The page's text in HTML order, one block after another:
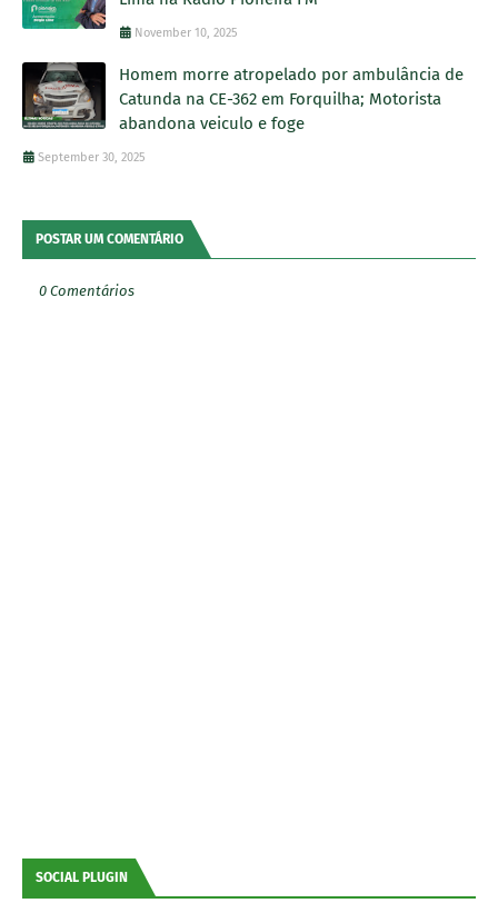
November 10, 2025
Homem morre atropelado por ambulância de
Catunda na CE-362 em Forquilha; Motorista
abandona veiculo e foge
September 30, 2025
POSTAR UM COMENTÁRIO
0 Comentários
SOCIAL PLUGIN